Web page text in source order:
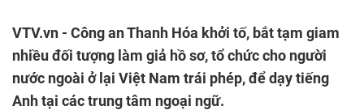
VTV.vn - Công an Thanh Hóa khởi tố, bắt tạm giam
nhiều đối tượng làm giả hồ sơ, tổ chức cho người
nước ngoài ở lại Việt Nam trái phép, để dạy tiếng
Anh tại các trung tâm ngoại ngữ.